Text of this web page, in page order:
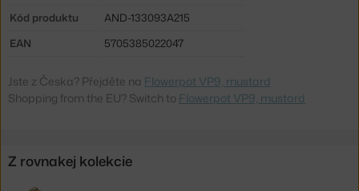
Kód produktu
AND-133093A215
EAN
5705385022047
Jste z Česka? Přejděte na Flowerpot VP9, mustard
Shopping from the EU? Switch to Flowerpot VP9, mustard
Z rovnakej kolekcie